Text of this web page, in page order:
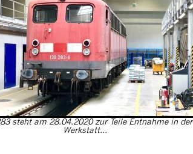
steht am 28.04.2020 zur Teile Entnahme in der
Werkstatt...